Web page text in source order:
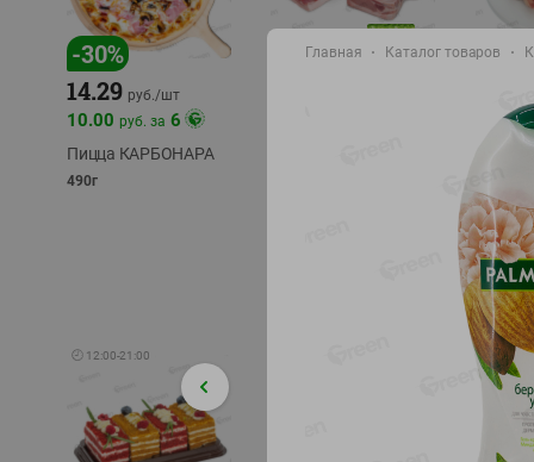
-30%
14.29 руб./шт
10.00 руб. за 6
Пицца КАРБОНАРА
490г
-17%
11.99
охлажд
🕘 12:00-21:00
Главная Каталог товаров